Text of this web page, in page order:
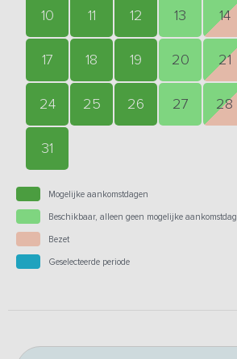
10 11 12 13 14
17 18 19 20 21
24 25 26 27 28
31
Mogelijke aankomstdagen
Beschikbaar, alleen geen mogelijke aankomstdag
Bezet
Geselecteerde periode